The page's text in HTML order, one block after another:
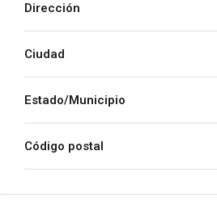
Dirección
Ciudad
Estado/Municipio
Código postal